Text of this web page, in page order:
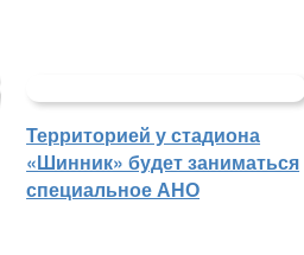
Территорией у стадиона
«Шинник» будет заниматься
специальное АНО